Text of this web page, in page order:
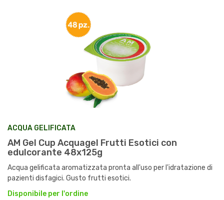
ACQUA GELIFICATA
AM Gel Cup Acquagel Frutti Esotici con
edulcorante 48x125g
Acqua gelificata aromatizzata pronta all'uso per l'idratazione di
pazienti disfagici. Gusto frutti esotici.
Disponibile per l'ordine